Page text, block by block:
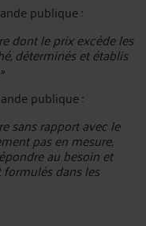
publique :
dont le prix excède les
déterminés et établis
publique :
sans rapport avec le
pas en mesure,
au besoin et
dans les